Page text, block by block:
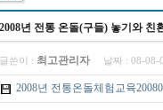
2008년 전통 온돌(구들) 놓기와 친
글쓴이 : 최고관리자 날짜 : 08-
2008년 전통온돌체험교육